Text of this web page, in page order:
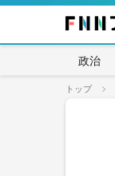
政治
トップ